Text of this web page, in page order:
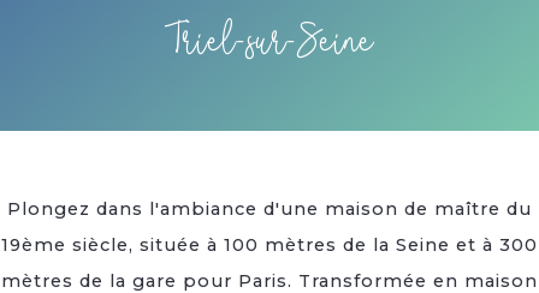
Triel-sur-Seine
Plongez dans l'ambiance d'une maison de maître du
19ème siècle, située à 100 mètres de la Seine et à 300
mètres de la gare pour Paris. Transformée en maison